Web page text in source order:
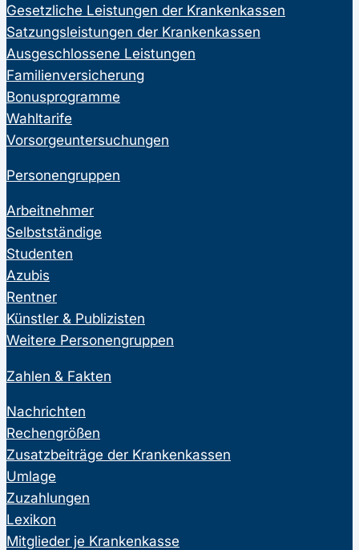
Gesetzliche Leistungen der Krankenkassen
Satzungsleistungen der Krankenkassen
Ausgeschlossene Leistungen
Familienversicherung
Bonusprogramme
Wahltarife
Vorsorgeuntersuchungen
Personengruppen
Arbeitnehmer
Selbstständige
Studenten
Azubis
Rentner
Künstler & Publizisten
Weitere Personengruppen
Zahlen & Fakten
Nachrichten
Rechengrößen
Zusatzbeiträge der Krankenkassen
Umlage
Zuzahlungen
Lexikon
Mitglieder je Krankenkasse